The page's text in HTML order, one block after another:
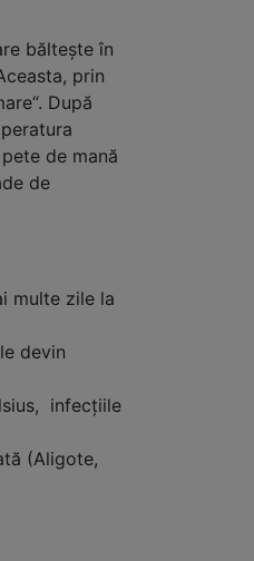
bălteşte în
prin
După
de mană
de
multe zile la
devin
infecţiile
(Aligote,